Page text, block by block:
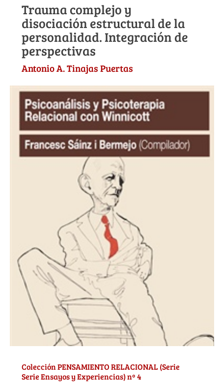
Trauma complejo y
disociación estructural de la
personalidad. Integración de
perspectivas
Antonio A. Tinajas Puertas
Colección PENSAMIENTO RELACIONAL (Serie
Serie Ensayos y Experiencias) nº 4